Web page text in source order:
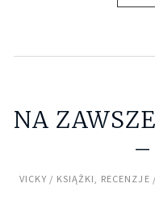
NA
VICKY KSIĄŻKI, RECENZJE